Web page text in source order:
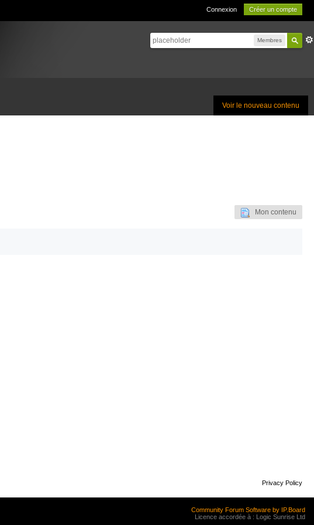
Connexion Créer un compte
Membres
Voir le nouveau contenu
Mon contenu
Privacy Policy
Community Forum Software by IP.Board
Licence accordée à : Logic Sunrise Ltd